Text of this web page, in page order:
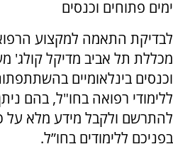
ימים פתוחים וכנסים
לבדיקת התאמה למקצוע
מכללת תל אביב מדיקל קולג'
וכנסים בינלאומיים
ללימודי רפואה בחו"ל, בהם
להתרשם ולקבל מידע מלא על
בפניכם ללימודים בחו”ל.